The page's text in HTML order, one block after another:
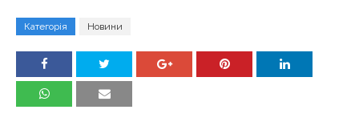
Категорія Новини